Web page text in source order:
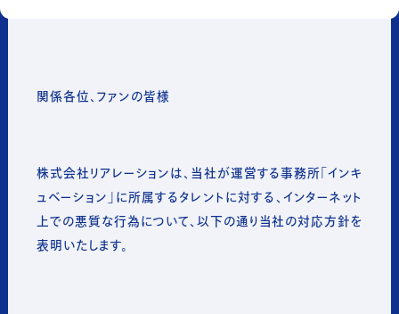
関係各位、ファンの皆様
株式会社リアレーションは、当社が運営する事務所「インキ
ュベーション」に所属するタレントに対する、インターネット
上での悪質な行為について、以下の通り当社の対応方針を
表明いたします。